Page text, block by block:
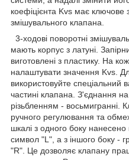
коефіцієнта Kvs має ключове
змішувального клапана.
3-ходові поворотні
мають корпус з латуні.
виготовлені з пластику. На
налаштувати значення Kvs.
використовуйте спеціальний
частині клапана. З'єднання
різьбленням - восьмигранні.
ручного регулювання та
шкалі з одного боку
символ "L", а з іншого боку -
"R". Це дозволяє клапану